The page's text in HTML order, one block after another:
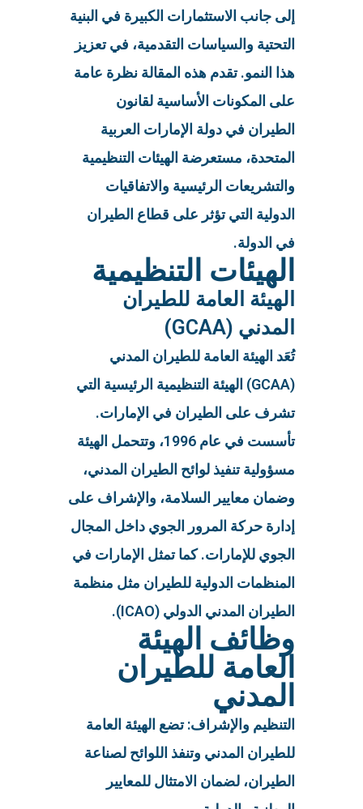
إلى جانب الاستثمارات الكبيرة في البنية
التحتية والسياسات التقدمية، في تعزيز
هذا النمو. تقدم هذه المقالة نظرة عامة
على المكونات الأساسية لقانون
الطيران في دولة الإمارات العربية
المتحدة، مستعرضة الهيئات التنظيمية
والتشريعات الرئيسية والاتفاقيات
الدولية التي تؤثر على قطاع الطيران
في الدولة.
الهيئات التنظيمية
الهيئة العامة للطيران
المدني (GCAA)
تُعَد الهيئة العامة للطيران المدني
(GCAA) الهيئة التنظيمية الرئيسية التي
تشرف على الطيران في الإمارات.
تأسست في عام 1996، وتتحمل الهيئة
مسؤولية تنفيذ لوائح الطيران المدني،
وضمان معايير السلامة، والإشراف على
إدارة حركة المرور الجوي داخل المجال
الجوي للإمارات. كما تمثل الإمارات في
المنظمات الدولية للطيران مثل منظمة
الطيران المدني الدولي (ICAO).
وظائف الهيئة
العامة للطيران
المدني
التنظيم والإشراف: تضع الهيئة العامة
للطيران المدني وتنفذ اللوائح لصناعة
الطيران، لضمان الامتثال للمعايير